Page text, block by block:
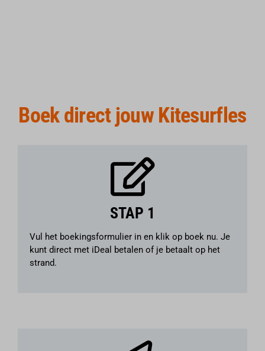
Boek direct jouw Kitesurfles
STAP 1
Vul het boekingsformulier in en klik op boek nu. Je
kunt direct met iDeal betalen of je betaalt op het
strand.